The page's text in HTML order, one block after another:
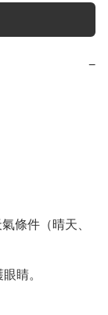
−
條件（晴天、
睛。